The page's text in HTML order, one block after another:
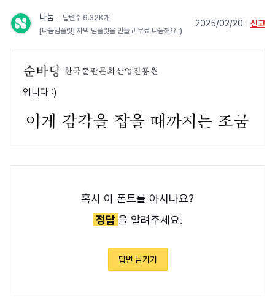
나눔 ﹒ 답변수 6.32K개
[나눔템플릿] 자막 템플릿을 만들고 무료 나눔해요 :)
2025/02/20 신고
한국출판문화산업진흥원
입니다 :)
혹시 이 폰트를 아시나요?
정답을 알려주세요.
답변 남기기